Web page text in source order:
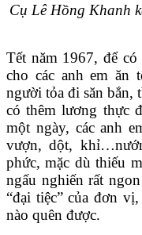
Cụ Lê Hồng Khanh
Tết năm 1967, để
cho các anh em ăn
người tỏa đi săn bắn,
có thêm lương thực
một ngày, các anh
vượn, dột,
phức, mặc dù thiếu
ngấu nghiến rất
“đại tiệc” của đơn
nào quên được.